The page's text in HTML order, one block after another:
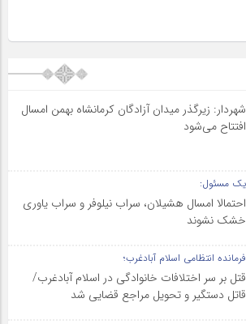
شهردار: زیرگذر میدان آزادگان کرمانشاه بهمن امسال
افتتاح می‌شود
یک مسئول:
احتمالا امسال هشیلان، سراب نیلوفر و سراب یاوری
خشک نشوند
فرمانده انتظامی اسلام آبادغرب؛
قتل بر سر اختلافات خانوادگی در اسلام آبادغرب/
قاتل دستگیر و تحویل مراجع قضایی شد